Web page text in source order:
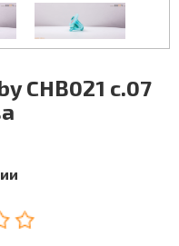
CHB021 c.07